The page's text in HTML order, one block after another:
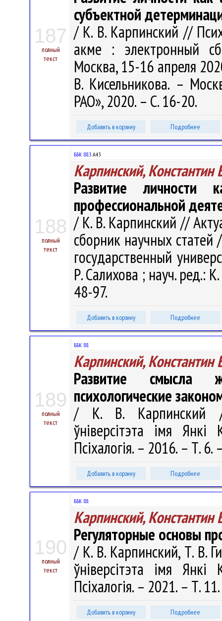
187
полный
текст
субъектной
/ К. В. Карпинский //
акме : электронный
Москва, 15-16 апреля
В. Кисельникова. –
РАО», 2020. – С. 16-20.
Добавить в корзину Подробнее
188
полный
текст
ББК 88.3 А43
Карпинский, Константин
Развитие личности
профессиональной
/ К. В. Карпинский //
сборник научных
государственный
Р. Салихова ; науч. ред.:
48-97.
Добавить в корзину Подробнее
189
полный
текст
ББК 88.
Карпинский, Константин
Развитие смысла
психологические
/ К. В. Карпинский //
ўніверсітэта імя Янкі
Псіхалогія. – 2016. – Т.
Добавить в корзину Подробнее
190
полный
текст
ББК 88.
Карпинский, Константин
Регуляторные основы
/ К. В. Карпинский, Т. В.
ўніверсітэта імя Янкі
Псіхалогія. – 2021. – Т.
Добавить в корзину Подробнее